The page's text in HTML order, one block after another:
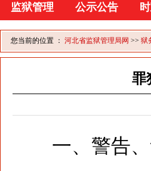
监狱管理 公示公告
您当前的位置 ： 河北省监狱管理局网 >> 狱
罪
一、警告、